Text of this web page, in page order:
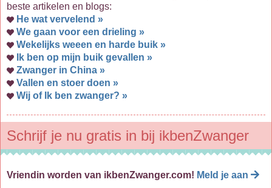
beste artikelen en blogs:
He wat vervelend »
We gaan voor een drieling »
Wekelijks weeen en harde buik »
Ik ben op mijn buik gevallen »
Zwanger in China »
Vallen en stoer doen »
Wij of Ik ben zwanger? »
Schrijf je nu gratis in bij ikbenZwanger
Vriendin worden van ikbenZwanger.com! Meld je aan